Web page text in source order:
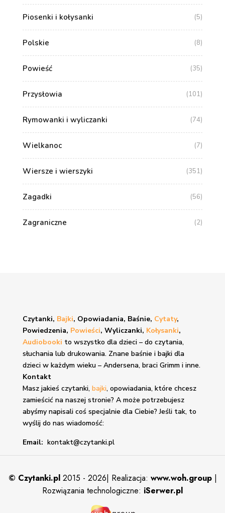
Piosenki i kołysanki (5)
Polskie (8)
Powieść (35)
Przysłowia (101)
Rymowanki i wyliczanki (74)
Wielkanoc (7)
Wiersze i wierszyki (351)
Zagadki (56)
Zagraniczne (2)
Czytanki, Bajki, Opowiadania, Baśnie, Cytaty,
Powiedzenia, Powieści, Wyliczanki, Kołysanki,
Audiobooki to wszystko dla dzieci – do czytania,
słuchania lub drukowania. Znane baśnie i bajkidla
dzieci w każdym wieku – Andersena, braci Grimm i inne.
Kontakt
Masz jakieś czytanki, bajki, opowiadania, które chcesz
zamieścić na naszej stronie? A może potrzebujesz
abyśmy napisali coś specjalnie dla Ciebie? Jeśli tak, to
wyślij do nas wiadomość:
Email: kontakt@czytanki.pl
© Czytanki.pl 2015 - 2026| Realizacja: www.woh.group |
Rozwiązania technologiczne: iSerwer.pl